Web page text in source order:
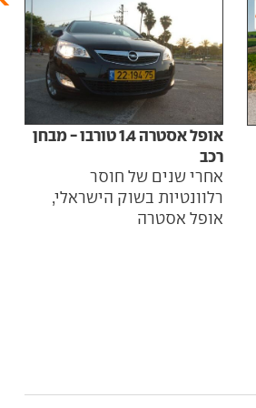
אופל אסטרה 1.4 טורבו - מבחן
רכב
אחרי שנים של חוסר
רלוונטיות בשוק הישראלי,
אופל אסטרה